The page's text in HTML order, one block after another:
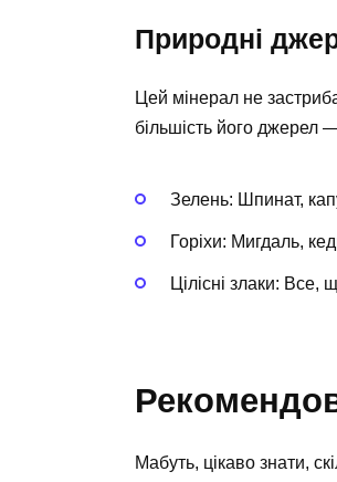
Природні
Цей мінерал не
більшість його джерел
Зелень: Шпинат,
Горіхи: Мигдаль,
Цілісні злаки:
Мабуть, цікаво знати,